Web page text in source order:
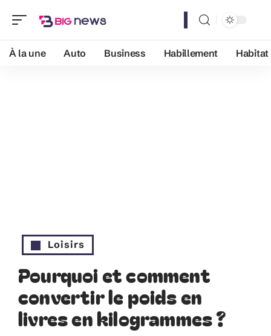
À la une Auto Business Habillement Habitat
Loisirs
Pourquoi et comment
convertir le poids en
livres en kilogrammes ?